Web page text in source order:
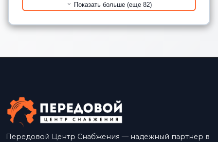
Показать больше (еще 82)
Передовой Центр Снабжения — надежный партнер в